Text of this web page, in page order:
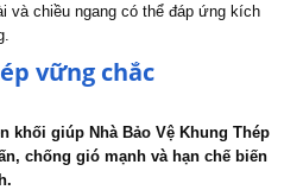
và chiều ngang có thể đáp ứng kích
vững chắc
khối giúp Nhà Bảo Vệ Khung Thép
chống gió mạnh và hạn chế biến